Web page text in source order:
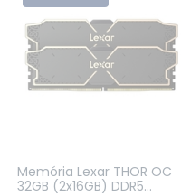
Memória Lexar THOR OC
32GB (2x16GB) DDR5